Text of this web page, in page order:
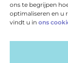
ons te begrijpen
optimaliseren en u
vindt u in ons
Bericht